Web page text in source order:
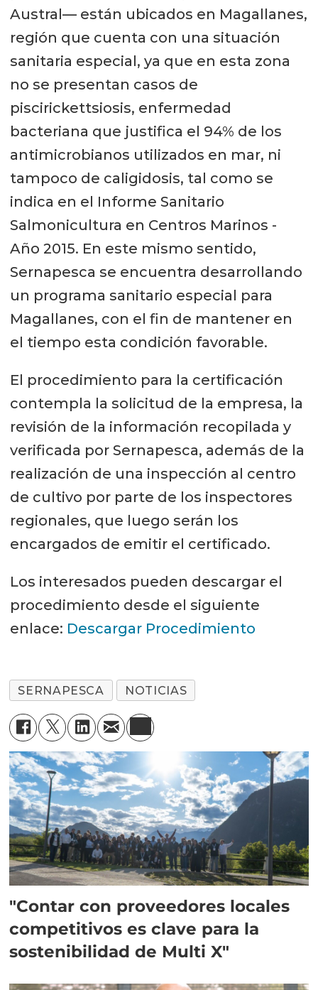
Austral— están ubicados en Magallanes,
región que cuenta con una situación
sanitaria especial, ya que en esta zona
no se presentan casos de
piscirickettsiosis, enfermedad
bacteriana que justifica el 94% de los
antimicrobianos utilizados en mar, ni
tampoco de caligidosis, tal como se
indica en el Informe Sanitario
Salmonicultura en Centros Marinos -
Año 2015. En este mismo sentido,
Sernapesca se encuentra desarrollando
un programa sanitario especial para
Magallanes, con el fin de mantener en
el tiempo esta condición favorable.
El procedimiento para la certificación
contempla la solicitud de la empresa, la
revisión de la información recopilada y
verificada por Sernapesca, además de la
realización de una inspección al centro
de cultivo por parte de los inspectores
regionales, que luego serán los
encargados de emitir el certificado.
Los interesados pueden descargar el
procedimiento desde el siguiente
enlace: Descargar Procedimiento
SERNAPESCA NOTICIAS
"Contar con proveedores locales
competitivos es clave para la
sostenibilidad de Multi X"